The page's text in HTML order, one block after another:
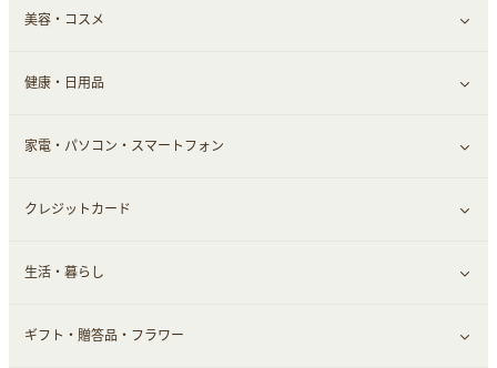
デパート・スーパー
ファッション
インナー・下着
靴・フットウェア
小物・かばん
スーツ・フォーマル
すべて見る
グルメ
ドリンク
お酒
食材宅配
美容・コスメ
すべて見る
スキンケア
メイクアップ
ヘアケア
メンズ美容
健康・日用品
すべて見る
健康食品｜青汁・飲料
健康食品｜乳酸菌・ケフィア
健康食品｜その他
家電・パソコン・スマートフォン
すべて見る
家電・パソコン・ソフトウェア
スマホ・携帯電話・SIM
クレジットカード
すべて見る
クレジットカード
生活・暮らし
すべて見る
ギフト・贈答品・フラワー